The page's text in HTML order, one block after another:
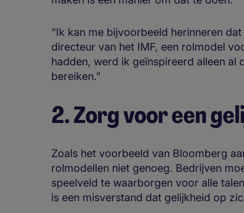
“Ik kan me bijvoorbeeld herinneren
directeur van het IMF, een rolmodel
hadden, werd ik geïnspireerd alleen
bereiken.”
2. Zorg voor een
Zoals het voorbeeld van Bloomberg
rolmodellen niet genoeg. Bedrijven
speelveld te waarborgen voor alle
is een misverstand dat gelijkheid op